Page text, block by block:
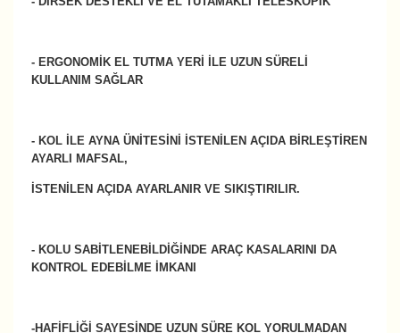
- ERGONOMİK EL TUTMA YERİ İLE UZUN SÜRELİ
KULLANIM SAĞLAR
- KOL İLE AYNA ÜNİTESİNİ İSTENİLEN AÇIDA BİRLEŞTİREN
AYARLI MAFSAL,
İSTENİLEN AÇIDA AYARLANIR VE SIKIŞTIRILIR.
- KOLU SABİTLENEBİLDİĞİNDE ARAÇ KASALARINI DA
KONTROL EDEBİLME İMKANI
-HAFİFLİĞİ SAYESİNDE UZUN SÜRE KOL YORULMADAN